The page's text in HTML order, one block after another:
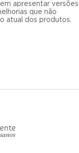
apresentar versões
que não
atual dos produtos.